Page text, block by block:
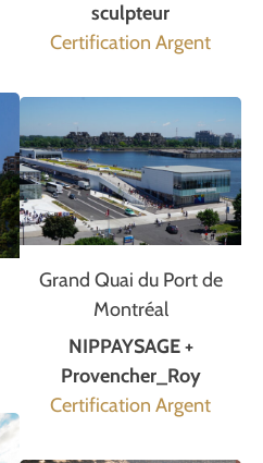
sculpteur
Certification Argent
Grand Quai du Port de
Montréal
NIPPAYSAGE +
Provencher_Roy
Certification Argent